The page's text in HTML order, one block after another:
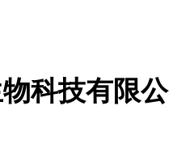
科技有限公